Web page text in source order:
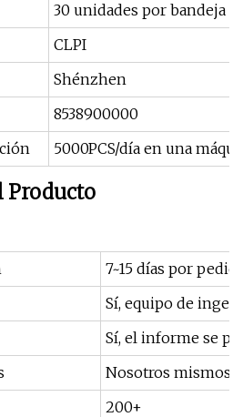
30 unidades por bandeja y
CLPI
Shénzhen
8538900000
5000PCS/día en una
Producto
7~15 días por
Sí, equipo de
Sí, el informe se
Nosotros mismos
200+